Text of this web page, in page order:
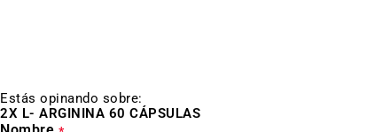
Estás opinando sobre:
2X L- ARGININA 60 CÁPSULAS